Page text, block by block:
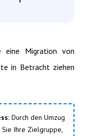
eine Migration von
in Betracht ziehen
Durch den Umzug
Ihre Zielgruppe,